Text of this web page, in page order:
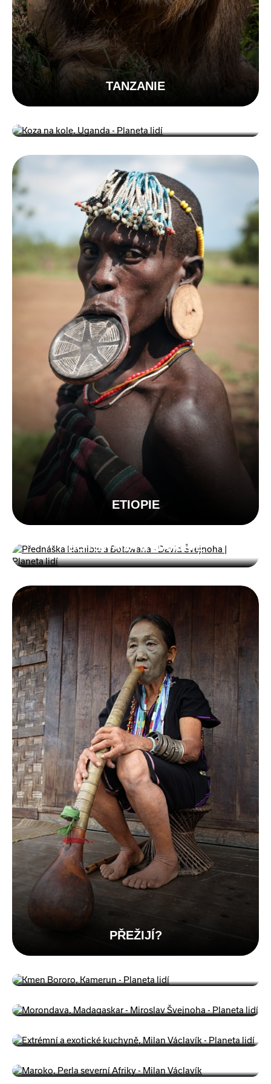
TANZANIE
ETIOPIE
BOTSWANA & NAMIBIE
PŘEŽIJÍ?